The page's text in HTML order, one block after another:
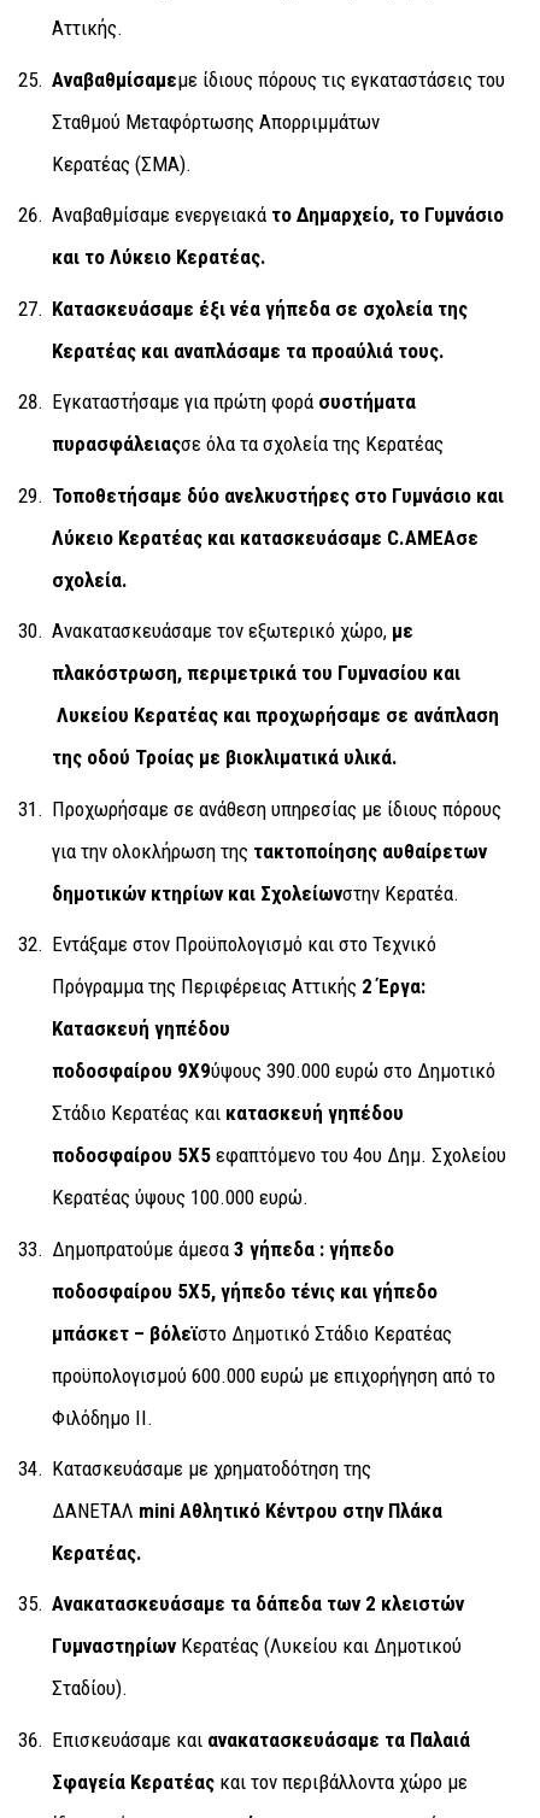
Αττικής.
Αναβαθμίσαμεμε ίδιους πόρους τις εγκαταστάσεις του
Σταθμού Μεταφόρτωσης Απορριμμάτων
Κερατέας (ΣΜΑ).
Αναβαθμίσαμε ενεργειακά το Δημαρχείο, το Γυμνάσιο
και το Λύκειο Κερατέας.
Κατασκευάσαμε έξι νέα γήπεδα σε σχολεία της
Κερατέας και αναπλάσαμε τα προαύλιά τους.
Εγκαταστήσαμε για πρώτη φορά συστήματα
πυρασφάλειαςσε όλα τα σχολεία της Κερατέας
Τοποθετήσαμε δύο ανελκυστήρες στο Γυμνάσιο και
Λύκειο Κερατέας και κατασκευάσαμε C.AMEAσε
σχολεία.
Ανακατασκευάσαμε τον εξωτερικό χώρο, με
πλακόστρωση, περιμετρικά του Γυμνασίου και
Λυκείου Κερατέας και προχωρήσαμε σε ανάπλαση
της οδού Τροίας με βιοκλιματικά υλικά.
Προχωρήσαμε σε ανάθεση υπηρεσίας με ίδιους πόρους
για την ολοκλήρωση της τακτοποίησης αυθαίρετων
δημοτικών κτηρίων και Σχολείωνστην Κερατέα.
Εντάξαμε στον Προϋπολογισμό και στο Τεχνικό
Πρόγραμμα της Περιφέρειας Αττικής 2 Έργα:
Κατασκευή γηπέδου
ποδοσφαίρου 9Χ9ύψους 390.000 ευρώ στο Δημοτικό
Στάδιο Κερατέας και κατασκευή γηπέδου
ποδοσφαίρου 5Χ5 εφαπτόμενο του 4ου Δημ. Σχολείου
Κερατέας ύψους 100.000 ευρώ.
Δημοπρατούμε άμεσα 3 γήπεδα : γήπεδο
ποδοσφαίρου 5Χ5, γήπεδο τένις και γήπεδο
μπάσκετ – βόλεϊστο Δημοτικό Στάδιο Κερατέας
προϋπολογισμού 600.000 ευρώ με επιχορήγηση από το
Φιλόδημο ΙΙ.
Κατασκευάσαμε με χρηματοδότηση της
ΔΑΝΕΤΑΛ mini Αθλητικό Κέντρου στην Πλάκα
Κερατέας.
Ανακατασκευάσαμε τα δάπεδα των 2 κλειστών
Γυμναστηρίων Κερατέας (Λυκείου και Δημοτικού
Σταδίου).
Επισκευάσαμε και ανακατασκευάσαμε τα Παλαιά
Σφαγεία Κερατέας και τον περιβάλλοντα χώρο με